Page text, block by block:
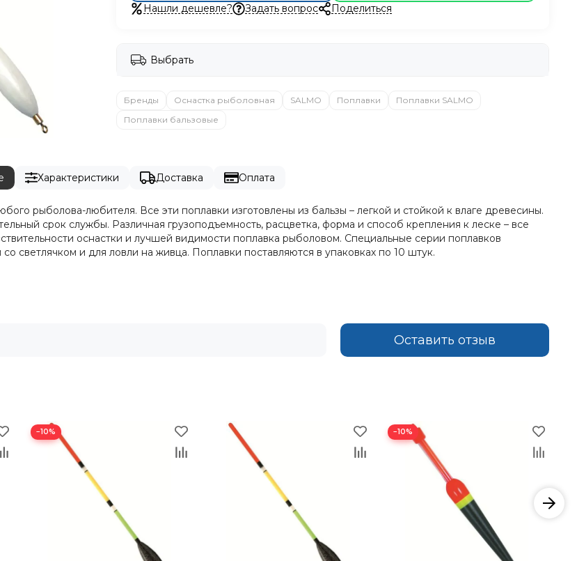
Нашли дешевле? Задать вопрос Поделиться
Выбрать
Бренды Оснастка рыболовная SALMO Поплавки
Поплавки SALMO
Поплавки бальзовые
Характеристики Доставка Оплата
рыболова-любителя. Все эти поплавки изготовлены из бальзы – легкой и стойкой к влаге древесины.
срок службы. Различная грузоподъемность, расцветка, форма и способ крепления к леске – все
оснастки и лучшей видимости поплавка рыболовом. Специальные серии поплавков
светлячком и для ловли на живца. Поплавки поставляются в упаковках по 10 штук.
Оставить отзыв
−10% −10%